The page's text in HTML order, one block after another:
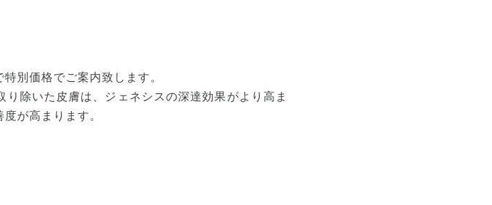
別価格でご案内致します。
除いた皮膚は、ジェネシスの深達効果がより高ま
が高まります。